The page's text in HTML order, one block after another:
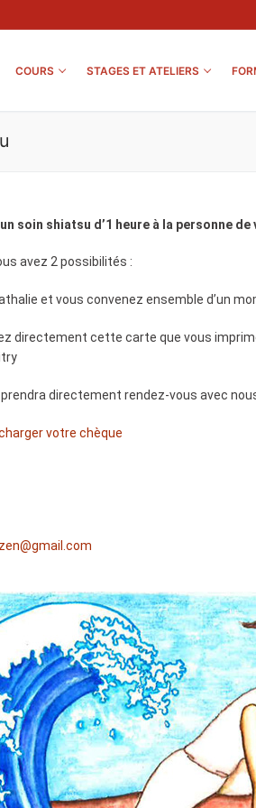
COURS STAGES ET ATELIERS
soin shiatsu d’1 heure à la personne
avez 2 possibilités :
et vous convenez ensemble d’un
directement cette carte que vous
prendra directement rendez-vous avec
votre chèque